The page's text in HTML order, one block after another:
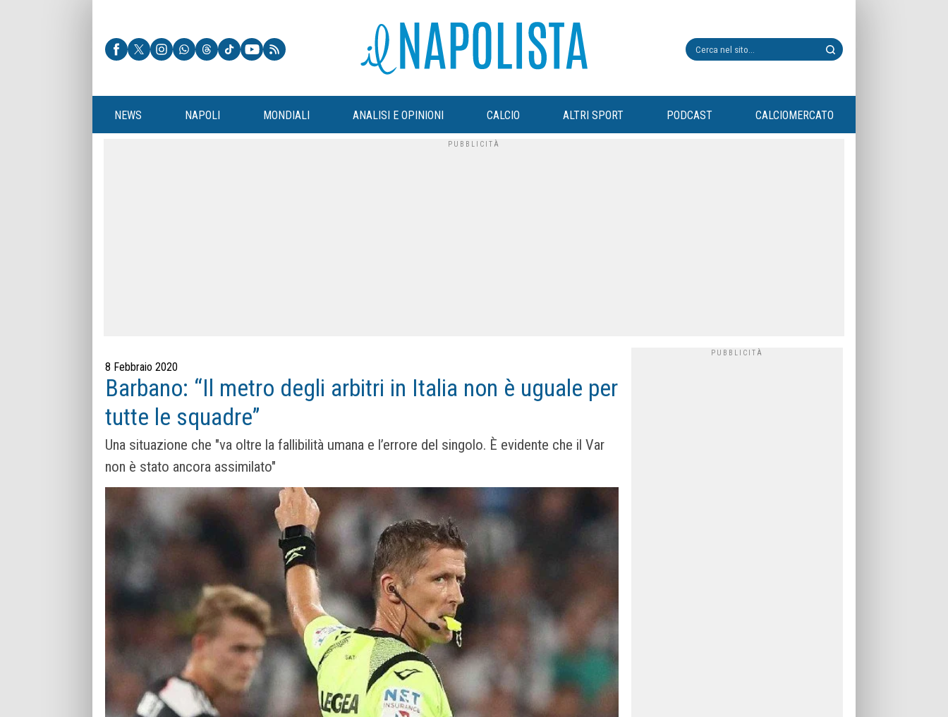
NEWS NAPOLI MONDIALI ANALISI E OPINIONI CALCIO ALTRI SPORT PODCAST CALCIOMERCATO
8 Febbraio 2020
Barbano: “Il metro degli arbitri in Italia non è uguale per
tutte le squadre”
Una situazione che "va oltre la fallibilità umana e l’errore del singolo. È evidente che il Var
non è stato ancora assimilato"